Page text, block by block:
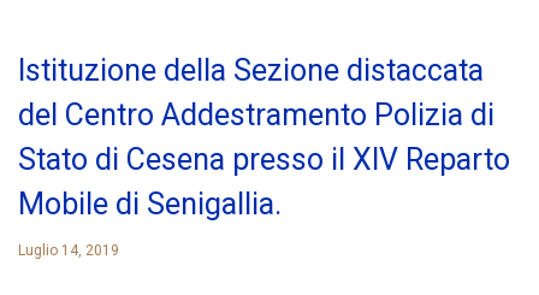
Istituzione della Sezione distaccata
del Centro Addestramento Polizia di
Stato di Cesena presso il XIV Reparto
Mobile di Senigallia.
Luglio 14, 2019